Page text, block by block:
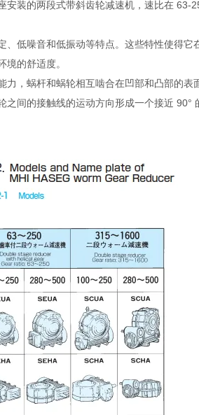
安装的两段式带斜齿轮减速机，速比在 63-
、低噪音和低振动等特点。这些特性使得
的舒适度。
力，蜗杆和蜗轮相互啮合在凹部和凸部的
间的接触线的运动方向形成一个接近 90°